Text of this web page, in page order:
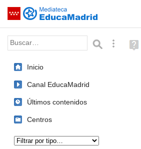
Saltar navegación
Palabra o frase: Búsqueda
(en
Inicio
Canal EducaMadrid
Últimos contenidos
Centros